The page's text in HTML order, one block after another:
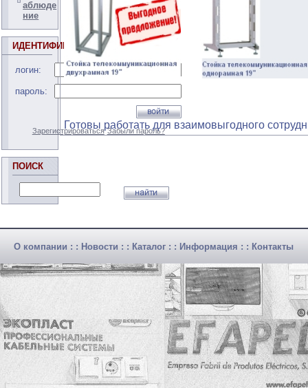
аблюде
ние
ИДЕНТИФИКАЦИЯ
логин:
пароль:
Зарегистрироваться Забыли пароль?
ПОИСК
Готовы работать для взаимовыгодного
О компании : : Новости : : Каталог : : Информация : : Контакты